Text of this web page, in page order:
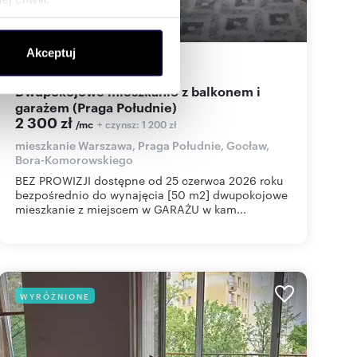
społecznościowym,
od Ciebie lub
Akceptuj
Dwupokojowe mieszkanie z balkonem i
garażem (Praga Południe)
2 300 zł /mc + czynsz: 1 200 zł
mieszkanie Warszawa, Praga Południe, Gocław,
Bora-Komorowskiego
BEZ PROWIZJI dostępne od 25 czerwca 2026 roku
bezpośrednio do wynajęcia [50 m2] dwupokojowe
mieszkanie z miejscem w GARAŻU w kam...
WYRÓŻNIONE